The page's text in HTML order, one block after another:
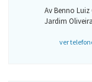
Av Benno Luiz
Jardim
ver